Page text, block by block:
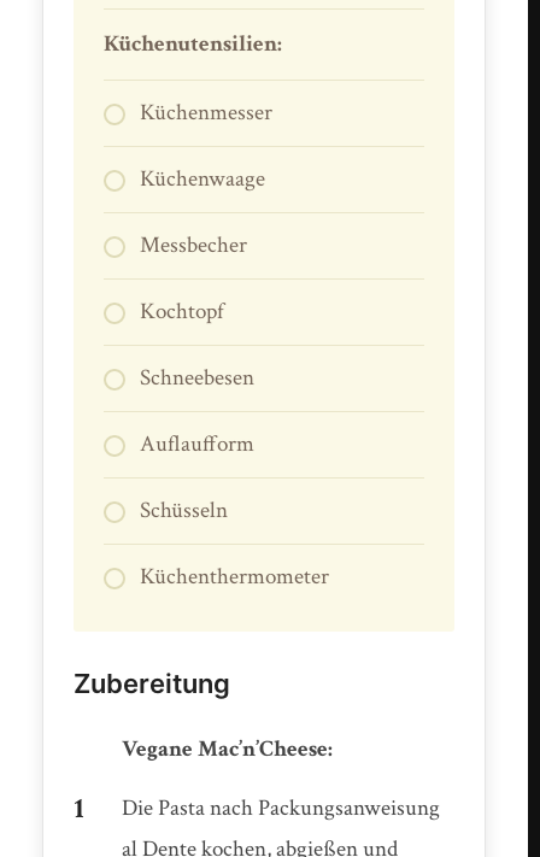
Küchenutensilien:
Küchenmesser
Küchenwaage
Messbecher
Kochtopf
Schneebesen
Auflaufform
Schüsseln
Küchenthermometer
Zubereitung
Vegane Mac’n’Cheese:
Die Pasta nach Packungsanweisung
al Dente kochen, abgießen und